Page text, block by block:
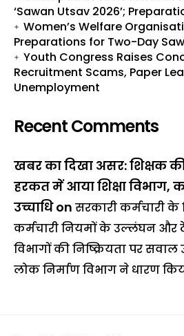
‘Sawan Utsav 2026’;
Women’s Welfare
Preparations for Two-Day
Youth Congress Raises
Recruitment Scams, Paper
Unemployment
Recent Comments
खबर का दिखा असर: शिक्षक की
हरकत में आया शिक्षा विभाग,
उच्चाधिon सरकारी कर्मचारी
कर्मचारी नियमों के उल्लंघन और
विभागों की निष्क्रियता पर सवाल
लोक निर्माण विभाग ने धारण